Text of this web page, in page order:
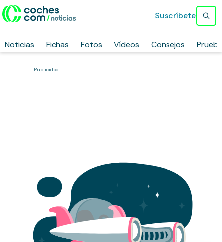
Noticias Fichas Fotos Vídeos Consejos
Suscríbete
Publicidad